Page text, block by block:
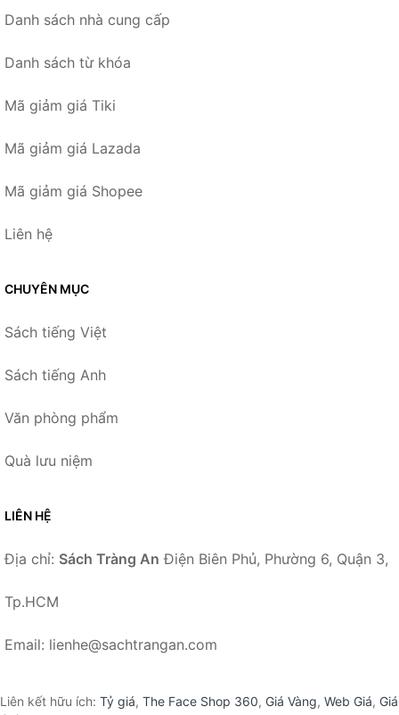
Danh sách nhà cung cấp
Danh sách từ khóa
Mã giảm giá Tiki
Mã giảm giá Lazada
Mã giảm giá Shopee
Liên hệ
CHUYÊN MỤC
Sách tiếng Việt
Sách tiếng Anh
Văn phòng phẩm
Quà lưu niệm
LIÊN HỆ
Địa chỉ: Sách Tràng An Điện Biên Phủ, Phường 6, Quận 3,
Tp.HCM
Email: lienhe@sachtrangan.com
Liên kết hữu ích: Tỷ giá, The Face Shop 360, Giá Vàng, Web Giá, Giá